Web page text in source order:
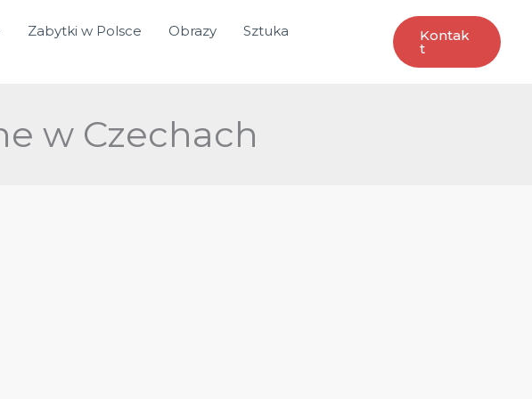
Zabytki w Polsce Obrazy
Sztuka
Kontak
T
w Czechach